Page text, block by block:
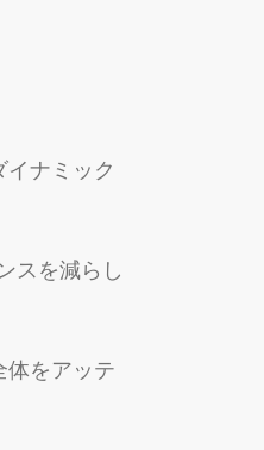
ナミック
スを減らし
体をアッテ